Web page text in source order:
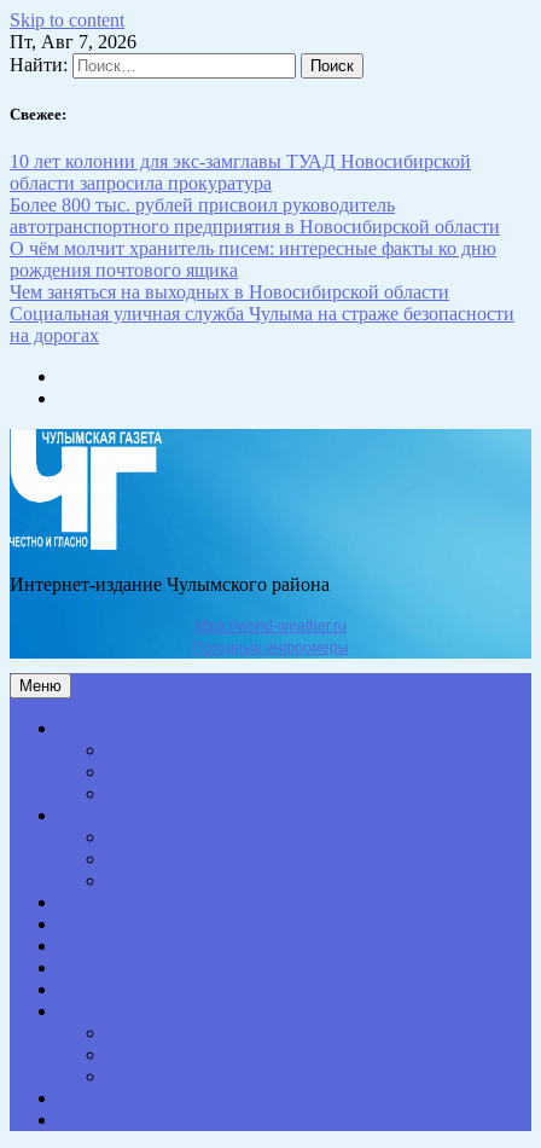
Skip to content
Пт, Авг 7, 2026
Найти:
Свежее:
10 лет колонии для экс-замглавы ТУАД Новосибирской
области запросила прокуратура
Более 800 тыс. рублей присвоил руководитель
автотранспортного предприятия в Новосибирской области
О чём молчит хранитель писем: интересные факты ко дню
рождения почтового ящика
Чем заняться на выходных в Новосибирской области
Социальная уличная служба Чулыма на страже безопасности
на дорогах
Интернет-издание Чулымского района
https://world-weather.ru
Погодные информеры
Меню